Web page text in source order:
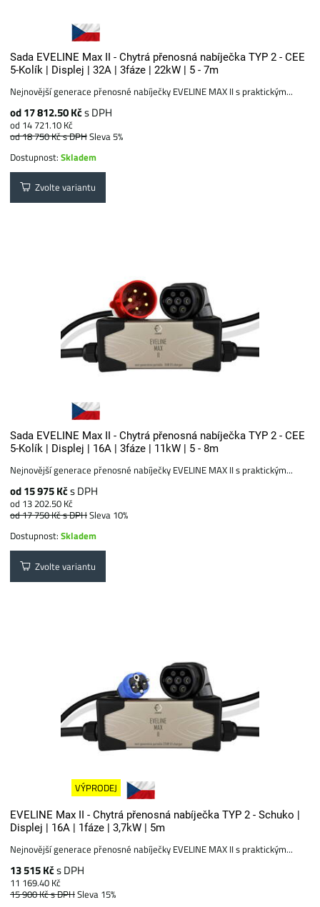
Sada EVELINE Max II - Chytrá přenosná nabíječka TYP 2 - CEE
5-Kolík | Displej | 32A | 3fáze | 22kW | 5 - 7m
Nejnovější generace přenosné nabíječky EVELINE MAX II s praktickým...
od 17 812.50 Kčs DPH
od 14 721.10 Kč
od 18 750 Kčs DPHSleva 5%
Dostupnost:Skladem
Zvolte variantu
Sada EVELINE Max II - Chytrá přenosná nabíječka TYP 2 - CEE
5-Kolík | Displej | 16A | 3fáze | 11kW | 5 - 8m
Nejnovější generace přenosné nabíječky EVELINE MAX II s praktickým...
od 15 975 Kčs DPH
od 13 202.50 Kč
od 17 750 Kčs DPHSleva 10%
Dostupnost:Skladem
Zvolte variantu
VÝPRODEJ
EVELINE Max II - Chytrá přenosná nabíječka TYP 2 - Schuko |
Displej | 16A | 1fáze | 3,7kW | 5m
Nejnovější generace přenosné nabíječky EVELINE MAX II s praktickým...
13 515 Kčs DPH
11 169.40 Kč
15 900 Kčs DPHSleva 15%